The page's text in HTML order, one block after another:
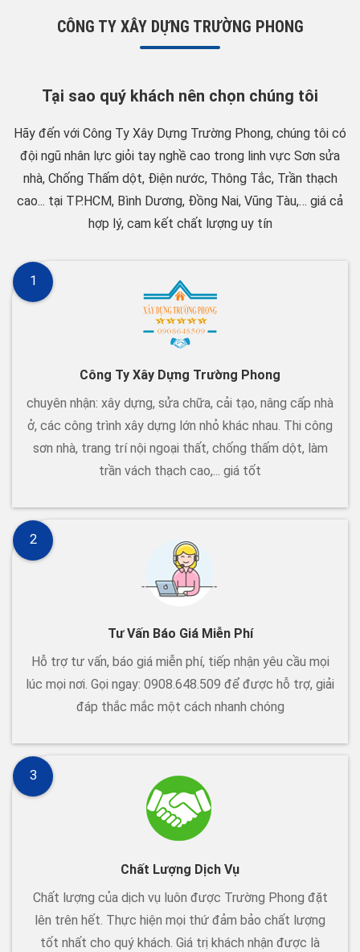
CÔNG TY XÂY DỰNG TRƯỜNG PHONG
Tại sao quý khách nên chọn chúng tôi
Hãy đến với Công Ty Xây Dựng Trường Phong, chúng tôi có
đội ngũ nhân lực giỏi tay nghề cao trong linh vực Sơn sửa
nhà, Chống Thấm dột, Điện nước, Thông Tắc, Trần thạch
cao... tại TP.HCM, Bình Dương, Đồng Nai, Vũng Tàu,… giá cả
hợp lý, cam kết chất lượng uy tín
Công Ty Xây Dựng Trường Phong
chuyên nhận: xây dựng, sửa chữa, cải tạo, nâng cấp nhà
ở, các công trình xây dựng lớn nhỏ khác nhau. Thi công
sơn nhà, trang trí nội ngoại thất, chống thấm dột, làm
trần vách thạch cao,... giá tốt
1
Tư Vấn Báo Giá Miễn Phí
Hỗ trợ tư vấn, báo giá miễn phí, tiếp nhận yêu cầu mọi
lúc mọi nơi. Gọi ngay: 0908.648.509 để được hỗ trợ, giải
đáp thắc mắc một cách nhanh chóng
2
Chất Lượng Dịch Vụ
Chất lượng của dịch vụ luôn được Trường Phong đặt
lên trên hết. Thực hiện mọi thứ đảm bảo chất lượng
tốt nhất cho quý khách. Giá trị khách nhận được là
3